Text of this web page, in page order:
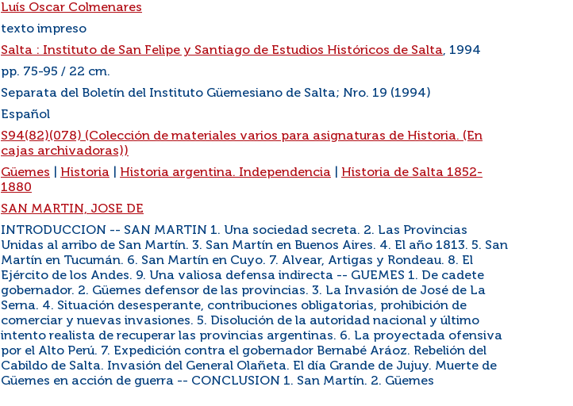
Luís Oscar Colmenares
texto impreso
Salta : Instituto de San Felipe y Santiago de Estudios Históricos de Salta, 1994
pp. 75-95 / 22 cm.
Separata del Boletín del Instituto Güemesiano de Salta; Nro. 19 (1994)
Español
S94(82)(078) (Colección de materiales varios para asignaturas de Historia. (En
cajas archivadoras))
Güemes Historia Historia argentina. Independencia
Historia de Salta 1852-
1880
SAN MARTIN, JOSE DE
INTRODUCCION -- SAN MARTIN 1. Una sociedad secreta. 2. Las Provincias
Unidas al arribo de San Martín. 3. San Martín en Buenos Aires. 4. El año 1813. 5. San
Martín en Tucumán. 6. San Martín en Cuyo. 7. Alvear, Artigas y Rondeau. 8. El
Ejército de los Andes. 9. Una valiosa defensa indirecta -- GUEMES 1. De cadete
gobernador. 2. Güemes defensor de las provincias. 3. La Invasión de José de La
Serna. 4. Situación desesperante, contribuciones obligatorias, prohibición de
comerciar y nuevas invasiones. 5. Disolución de la autoridad nacional y último
intento realista de recuperar las provincias argentinas. 6. La proyectada ofensiva
por el Alto Perú. 7. Expedición contra el gobernador Bernabé Aráoz. Rebelión del
Cabildo de Salta. Invasión del General Olañeta. El día Grande de Jujuy. Muerte de
Güemes en acción de guerra -- CONCLUSION 1. San Martín. 2. Güemes